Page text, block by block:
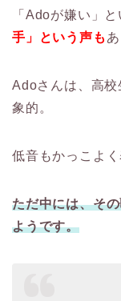
「Adoが嫌い」
手」という声も
Adoさんは、高
象的。
低音もかっこよ
ただ中には、そ
ようです。